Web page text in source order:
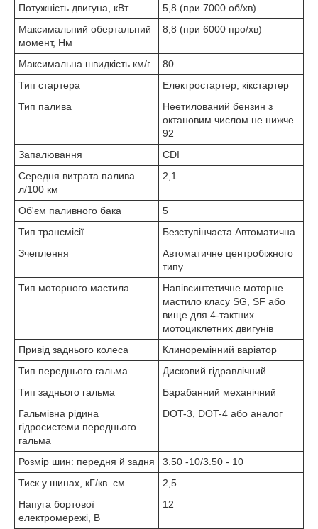
Потужність двигуна, кВт
5,8 (при 7000 об/хв)
Максимальний обертальний
момент, Нм
8,8 (при 6000 про/хв)
Максимальна швидкість км/г
80
Тип стартера
Електростартер, кікстартер
Тип палива
Неетилований бензин з
октановим числом не нижче
92
Запалювання
CDI
Середня витрата палива
л/100 км
2,1
Об'єм паливного бака
5
Тип трансмісії
Безступінчаста Автоматична
Зчеплення
Автоматичне центробіжного
типу
Тип моторного мастила
Напівсинтетичне моторне
мастило класу SG, SF або
вище для 4-тактних
мотоциклетних двигунів
Привід заднього колеса
Клиноремінний варіатор
Тип переднього гальма
Дисковий гідравлічний
Тип заднього гальма
Барабанний механічний
Гальмівна рідина
гідросистеми переднього
гальма
DOT-3, DOT-4 або аналог
Розмір шин: передня й задня
3.50 -10/3.50 - 10
Тиск у шинах, кГ/кв. см
2,5
Напуга бортової
електромережі, В
12